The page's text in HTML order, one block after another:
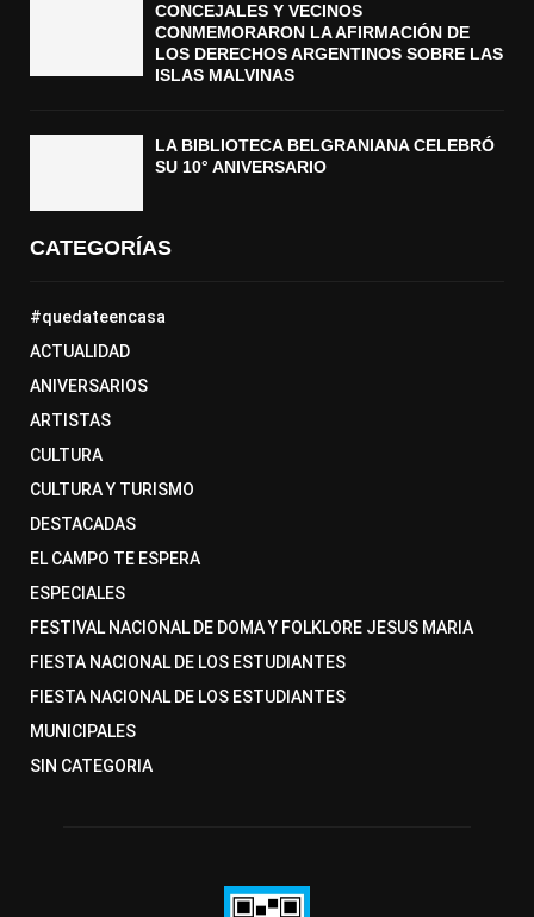
CONCEJALES Y VECINOS
CONMEMORARON LA AFIRMACIÓN DE
LOS DERECHOS ARGENTINOS SOBRE LAS
ISLAS MALVINAS
LA BIBLIOTECA BELGRANIANA CELEBRÓ
SU 10° ANIVERSARIO
CATEGORÍAS
#quedateencasa
ACTUALIDAD
ANIVERSARIOS
ARTISTAS
CULTURA
CULTURA Y TURISMO
DESTACADAS
EL CAMPO TE ESPERA
ESPECIALES
FESTIVAL NACIONAL DE DOMA Y FOLKLORE JESUS MARIA
FIESTA NACIONAL DE LOS ESTUDIANTES
FIESTA NACIONAL DE LOS ESTUDIANTES
MUNICIPALES
SIN CATEGORIA